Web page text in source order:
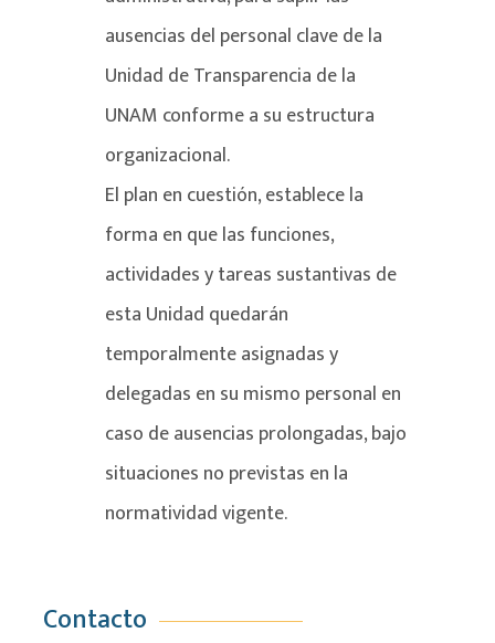
ausencias del personal clave de la
Unidad de Transparencia de la
UNAM conforme a su estructura
organizacional.
El plan en cuestión, establece la
forma en que las funciones,
actividades y tareas sustantivas de
esta Unidad quedarán
temporalmente asignadas y
delegadas en su mismo personal en
caso de ausencias prolongadas, bajo
situaciones no previstas en la
normatividad vigente.
Contacto